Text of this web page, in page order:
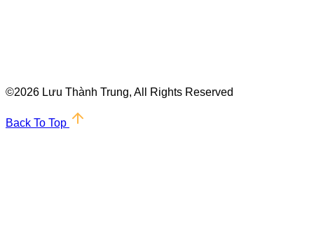
©2026 Lưu Thành Trung, All Rights Reserved
Back To Top